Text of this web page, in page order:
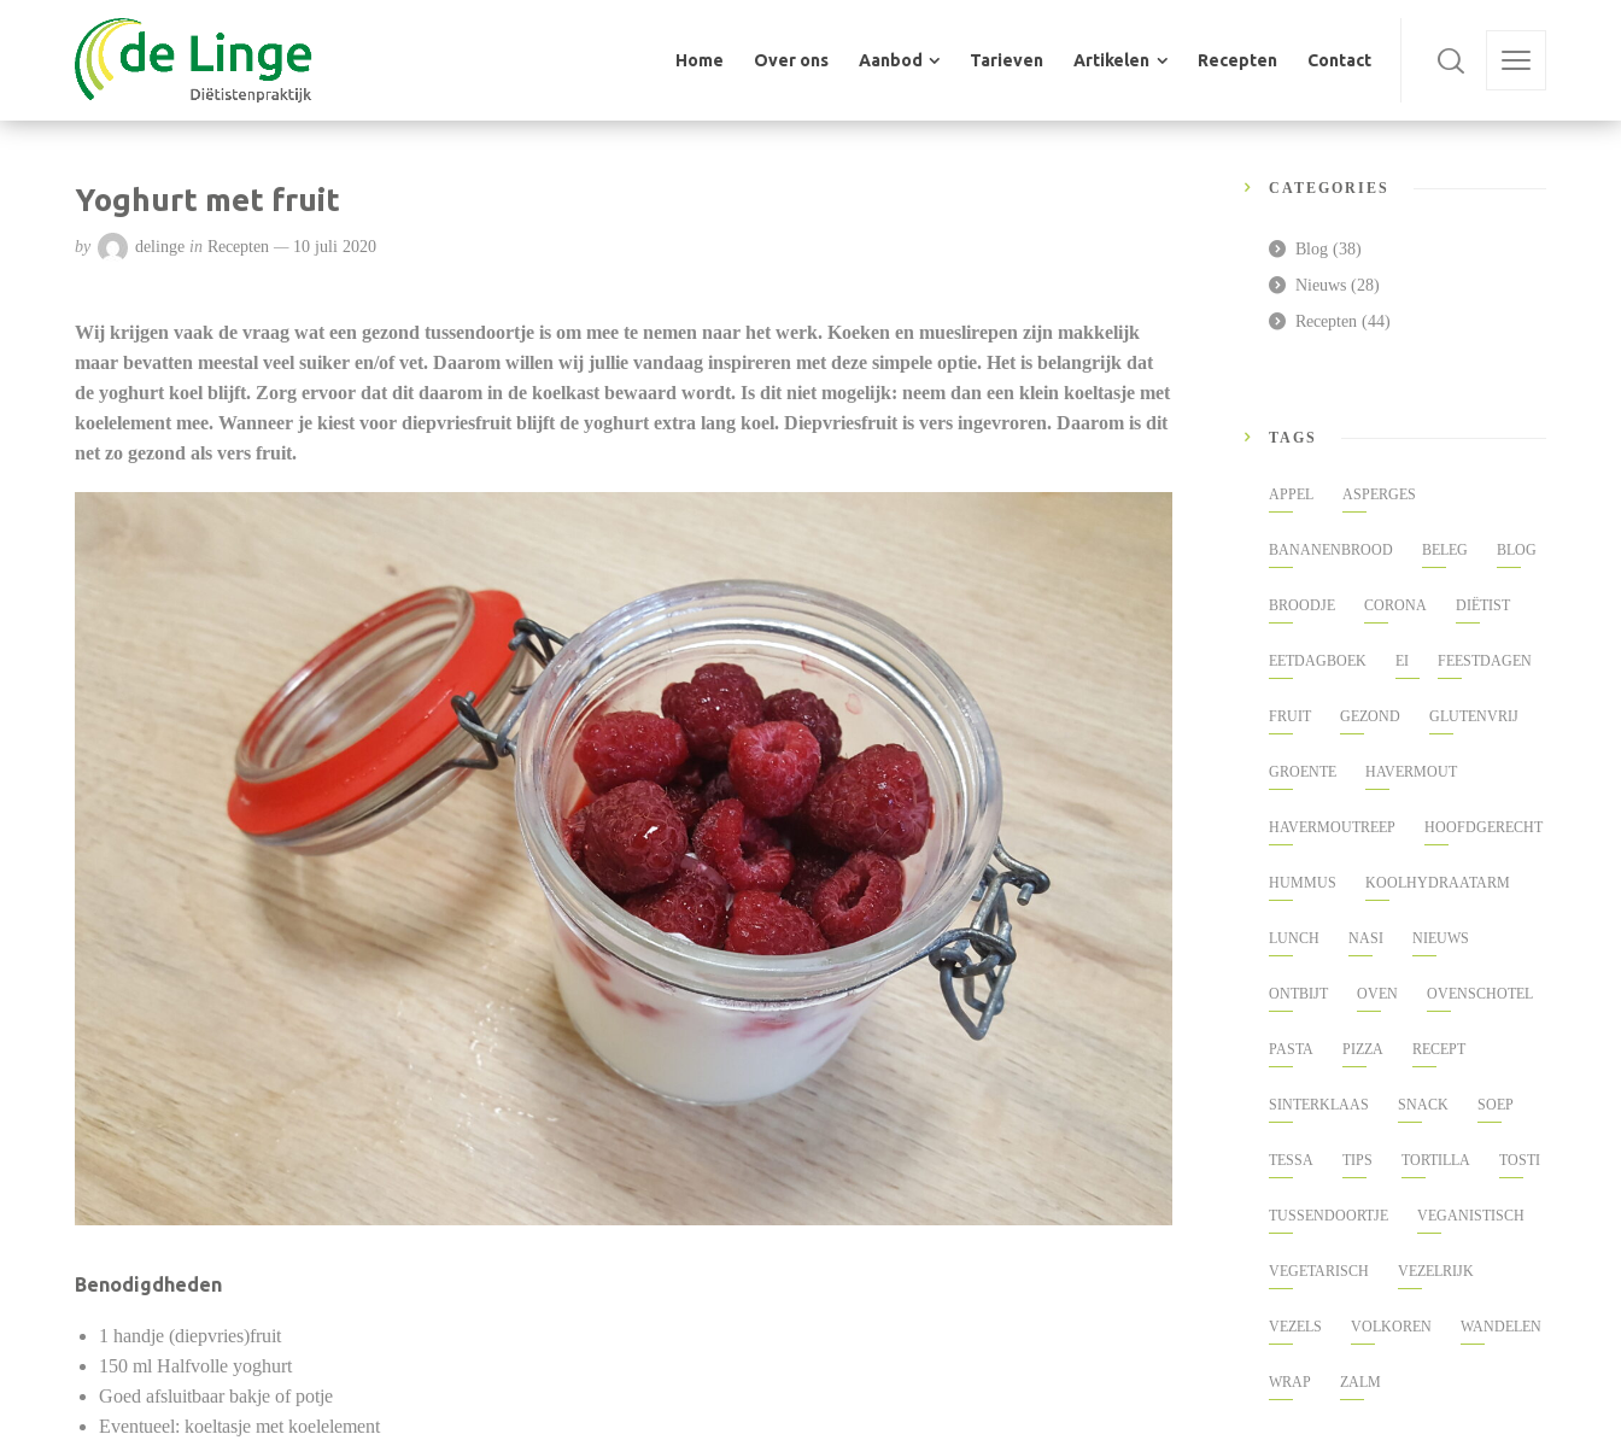
Home Over ons Aanbod Tarieven Artikelen Recepten Contact
Yoghurt met fruit
by delinge in Recepten 10 juli 2020
Wij krijgen vaak de vraag wat een gezond tussendoortje is om mee te nemen naar het werk. Koeken en mueslirepen zijn makkelijk
maar bevatten meestal veel suiker en/of vet. Daarom willen wij jullie vandaag inspireren met deze simpele optie. Het is belangrijk dat
de yoghurt koel blijft. Zorg ervoor dat dit daarom in de koelkast bewaard wordt. Is dit niet mogelijk: neem dan een klein koeltasje met
koelelement mee. Wanneer je kiest voor diepvriesfruit blijft de yoghurt extra lang koel. Diepvriesfruit is vers ingevroren. Daarom is dit
net zo gezond als vers fruit.
Benodigdheden
1 handje (diepvries)fruit
150 ml Halfvolle yoghurt
Goed afsluitbaar bakje of potje
Eventueel: koeltasje met koelelement
CATEGORIES
Blog (38)
Nieuws (28)
Recepten (44)
TAGS
APPEL ASPERGES
BANANENBROOD BELEG BLOG
BROODJE CORONA DIËTIST
EETDAGBOEK EI FEESTDAGEN
FRUIT GEZOND GLUTENVRIJ
GROENTE HAVERMOUT
HAVERMOUTREEP HOOFDGERECHT
HUMMUS KOOLHYDRAATARM
LUNCH NASI NIEUWS
ONTBIJT OVEN OVENSCHOTEL
PASTA PIZZA RECEPT
SINTERKLAAS SNACK SOEP
TESSA TIPS TORTILLA TOSTI
TUSSENDOORTJE VEGANISTISCH
VEGETARISCH VEZELRIJK
VEZELS VOLKOREN WANDELEN
WRAP ZALM